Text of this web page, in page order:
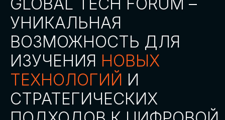
АККРЕДИТАЦИЯ
СМИ
СКАЧАТЬ ПРОГРАММУ
СТАТЬ СПИКЕРОМ
СТАТЬ УЧАСТНИКОМ